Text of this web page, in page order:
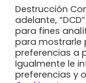
El#RGPD
Delegado de
ha
Destrucción
adelante,
para fines
para mostrarle
preferencias a
Igualmente le
preferencias y